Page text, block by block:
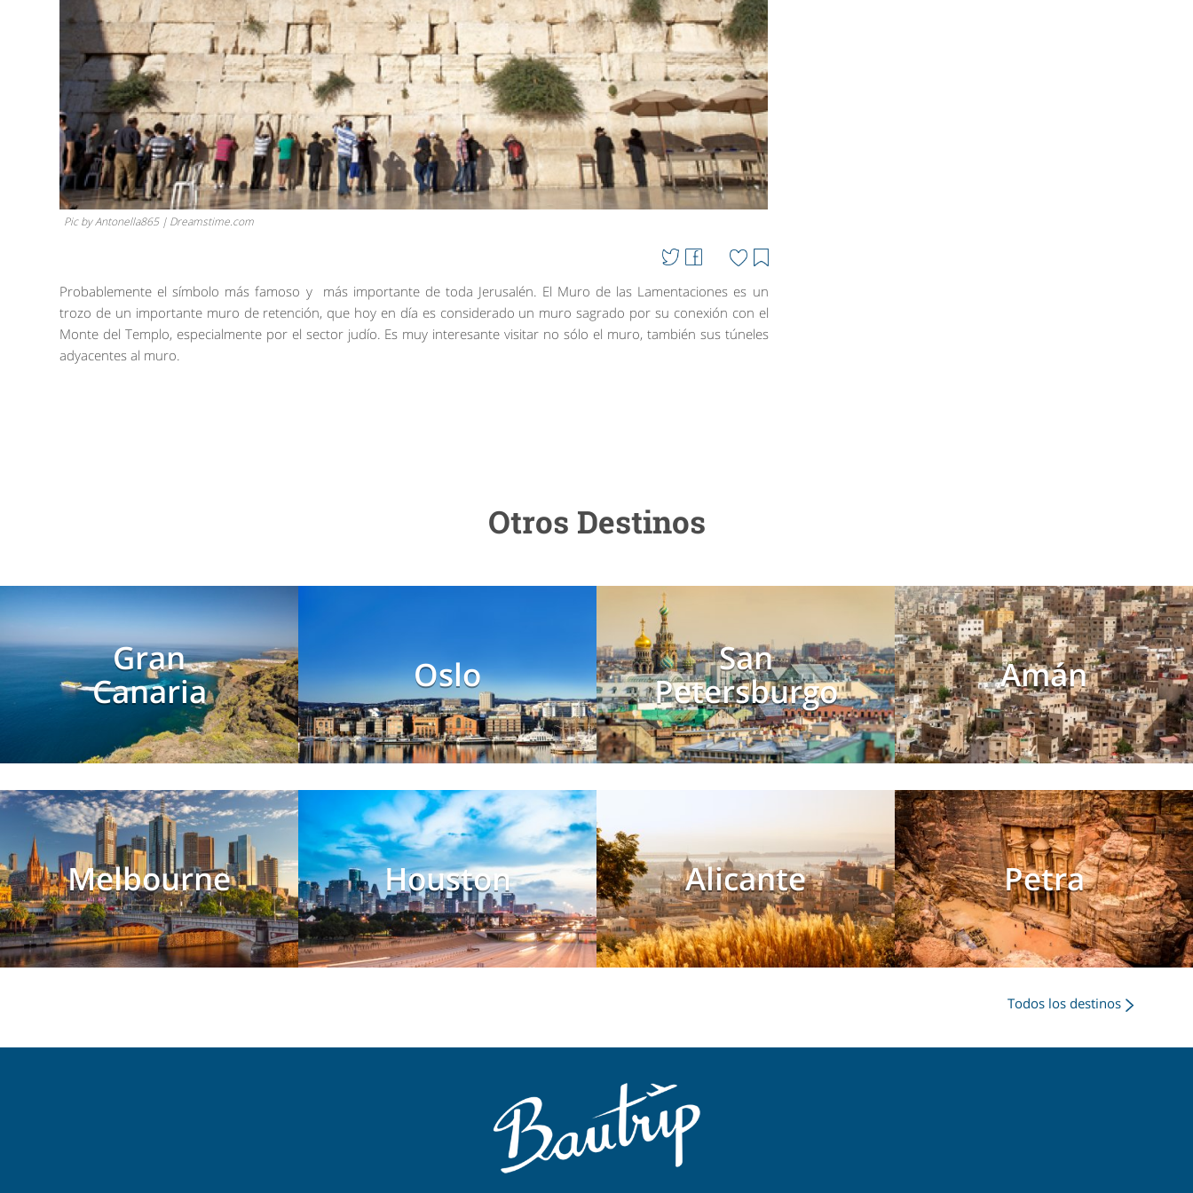
Pic by Antonella865 | Dreamstime.com
Probablemente el símbolo más famoso y más importante de toda Jerusalén. El Muro de las Lamentaciones es un
trozo de un importante muro de retención, que hoy en día es considerado un muro sagrado por su conexión con el
Monte del Templo, especialmente por el sector judío. Es muy interesante visitar no sólo el muro, también sus túneles
adyacentes al muro.
Otros Destinos
Gran
Canaria
Oslo
San
Petersburgo
Amán
Melbourne Houston Alicante Petra
Todos los destinos